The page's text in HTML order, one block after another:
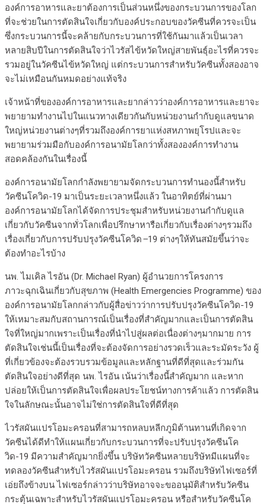
องค์การอาหารและยาต้องการเป็นส่วนหนึ่งของกระบวนการของโลก
ที่จะช่วยในการตัดสินใจเกี่ยวกับองค์ประกอบของวัคซีนที่ควรจะเป็น
ซึ่งกระบวนการนี้จะคล้ายกับกระบวนการที่ใช้กันมาแล้วเป็นเวลา
หลายสิบปีในการตัดสินใจว่าไวรัสไข้หวัดใหญ่สายพันธ์ุอะไรที่ควรจะ
รวมอยู่ในวัคซีนไข้หวัดใหญ่ แต่กระบวนการสำหรับวัคซีนทั้งสองอาจ
จะไม่เหมือนกันหมดอย่างแท้จริง
เจ้าหน้าที่ขององค์การอาหารและยากล่าวว่าองค์การอาหารและยาจะ
พยายามทำงานไปในแนวทางเดียวกันกับหน่วยงานกำกับดูแลขนาด
ใหญ่หน่วยงานต่างๆที่รวมถึงองค์การยาแห่งสหภาพยุโรปและจะ
พยายามร่วมมือกับองค์การอนามัยโลกว่าทั้งสององค์การทำงาน
สอดคล้องกันในเรื่องนี้
องค์การอนามัยโลกกำลังพยายามจัดกระบวนการทำนองนี้สำหรับ
วัคซีนโควิด-19 มาเป็นระยะเวลาหนึ่งแล้ว ในอาทิตย์ที่ผ่านมา
องค์การอนามัยโลกได้จัดการประชุมสำหรับหน่วยงานกำกับดูแล
เกี่ยวกับวัคซีนจากทั่วโลกเพื่อปรึกษาหารือเกี่ยวกับเรื่องต่างๆรวมถึง
เรื่องเกี่ยวกับการปรับปรุงวัคซีนโควิด–19 ต่างๆให้ทันสมัยขึ้นว่าจะ
ต้องทำอะไรบ้าง
นพ. ไมเคิล ไรอัน (Dr. Michael Ryan) ผู้อำนวยการโครงการ
ภาวะฉุกเฉินเกี่ยวกับสุขภาพ (Health Emergencies Programme) ของ
องค์การอนามัยโลกกล่าวกับผู้สื่อข่าวว่าการปรับปรุงวัคซีนโควิด-19
ให้เหมาะสมกับสถานการณ์เป็นเรื่องที่สำคัญมากและเป็นการตัดสิน
ใจที่ใหญ่มากเพราะเป็นเรื่องที่นำไปสู่ผลต่อเนื่องต่างๆมากมาย การ
ตัดสินใจเช่นนี้เป็นเรื่องที่จะต้องจัดการอย่างรวดเร็วและระมัดระวัง ผู้
ที่เกี่ยวข้องจะต้องรวบรวมข้อมูลและหลักฐานที่ดีที่สุดและร่วมกัน
ตัดสินใจอย่างดีที่สุด นพ. ไรอัน เน้นว่าเรื่องนี้สำคัญมาก และหาก
ปล่อยให้เป็นการตัดสินใจเพื่อผลประโยชน์ทางการค้าแล้ว การตัดสิน
ใจในลักษณะนั้นอาจไม่ใช่การตัดสินใจที่ดีที่สุด
ไวรัสผันแปรโอมะครอนที่สามารถหลบหลีกภูมิต้านทานที่เกิดจาก
วัคซีนได้ดีทำให้แผนเกี่ยวกับกระบวนการที่จะปรับปรุงวัคซีนโค
วิด-19 มีความสำคัญมากยิ่งขึ้น บริษัทวัคซีนหลายบริษัทมีแผนที่จะ
ทดลองวัคซีนสำหรับไวรัสผันแปรโอมะครอน รวมถึงบริษัทไฟเซอร์ที่
เอ่ยถึงข้างบน ไฟเซอร์กล่าวว่าบริษัทอาจจะขออนุมัติสำหรับวัคซีน
กระตุ้นเฉพาะสำหรับไวรัสผันแปรโอมะครอน หรือสำหรับวัคซีนโค